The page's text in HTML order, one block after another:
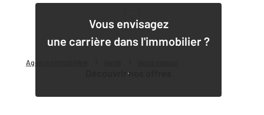
Agence immobilière
Vous envisagez
une carrière dans l'immobilier ?
Découvrir nos offres
1